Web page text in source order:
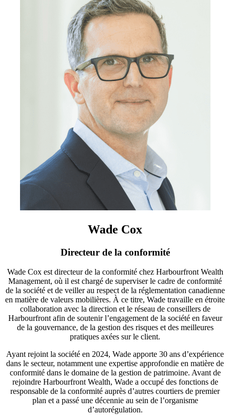
Wade Cox
Directeur de la conformité
Wade Cox est directeur de la conformité chez Harbourfront Wealth
Management, où il est chargé de superviser le cadre de conformité
de la société et de veiller au respect de la réglementation canadienne
en matière de valeurs mobilières. À ce titre, Wade travaille en étroite
collaboration avec la direction et le réseau de conseillers de
Harbourfront afin de soutenir l’engagement de la société en faveur
de la gouvernance, de la gestion des risques et des meilleures
pratiques axées sur le client.
Ayant rejoint la société en 2024, Wade apporte 30 ans d’expérience
dans le secteur, notamment une expertise approfondie en matière de
conformité dans le domaine de la gestion de patrimoine. Avant de
rejoindre Harbourfront Wealth, Wade a occupé des fonctions de
responsable de la conformité auprès d’autres courtiers de premier
plan et a passé une décennie au sein de l’organisme
d’autorégulation.